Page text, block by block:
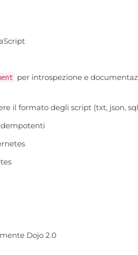
per introspezione e
il formato degli script (txt, json,
Dojo 2.0